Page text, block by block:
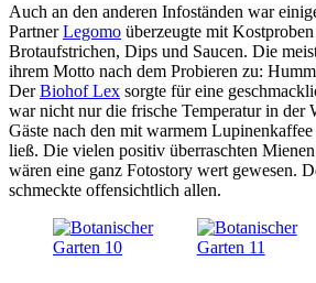
Auch an den anderen Infoständen war
PartnerLegomo überzeugte mit
Brotaufstrichen, Dips und Saucen. Die
ihrem Motto nach dem Probieren zu:
DerBiohof Lex sorgte für eine
war nicht nur die frische Temperatur in der
Gäste nach den mit warmem
ließ. Die vielen positiv überraschten
wären eine ganz Fotostory wert gewesen.
schmeckte offensichtlich allen.